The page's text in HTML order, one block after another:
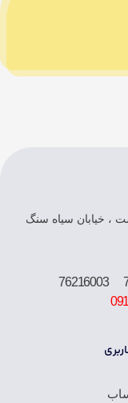
، خیابان سیاه سنگ